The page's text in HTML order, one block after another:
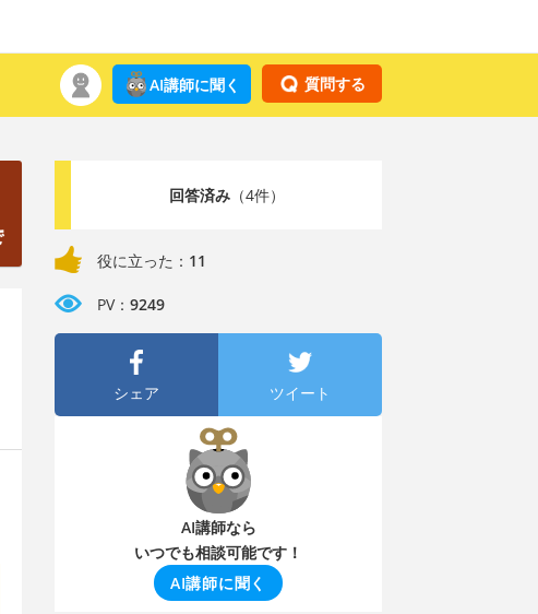
質問する
AI講師に聞く
回答済み（4件）
役に立った： 11
PV： 9249
シェア ツイート
AI講師なら
いつでも相談可能です！
AI講師に聞く